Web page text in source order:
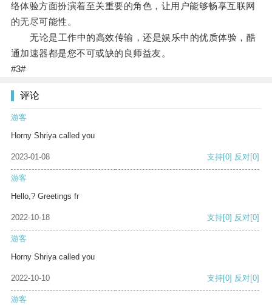
络体验方面扮演着至关重要的角色，让用户能够畅享互联网
的无尽可能性。
无论是工作中的高效传输，还是娱乐中的优质体验，酷
通加速器都是您不可或缺的良师益友。
#3#
评论
游客
Horny Shriya called you
2023-01-08 支持[0] 反对[0]
游客
Hello,? Greetings fr
2022-10-18 支持[0] 反对[0]
游客
Horny Shriya called you
2022-10-10 支持[0] 反对[0]
游客